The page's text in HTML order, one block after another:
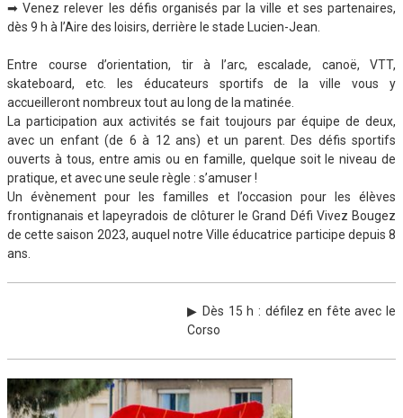
➡ Venez relever les défis organisés par la ville et ses partenaires,
dès 9 h à l’Aire des loisirs, derrière le stade Lucien-Jean.
Entre course d’orientation, tir à l’arc, escalade, canoë, VTT,
skateboard, etc. les éducateurs sportifs de la ville vous y
accueilleront nombreux tout au long de la matinée.
La participation aux activités se fait toujours par équipe de deux,
avec un enfant (de 6 à 12 ans) et un parent. Des défis sportifs
ouverts à tous, entre amis ou en famille, quelque soit le niveau de
pratique, et avec une seule règle : s’amuser !
Un évènement pour les familles et l’occasion pour les élèves
frontignanais et lapeyradois de clôturer le Grand Défi Vivez Bougez
de cette saison 2023, auquel notre Ville éducatrice participe depuis 8
ans.
▶ Dès 15 h : défilez en fête avec le
Corso